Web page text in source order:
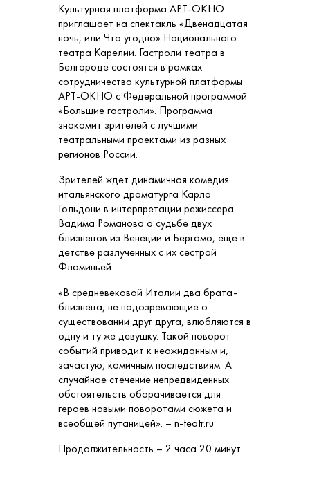
Культурная платформа АРТ-ОКНО
приглашает на спектакль «Двенадцатая
ночь, или Что угодно» Национального
театра Карелии. Гастроли театра в
Белгороде состоятся в рамках
сотрудничества культурной платформы
АРТ-ОКНО с Федеральной программой
«Большие гастроли». Программа
знакомит зрителей с лучшими
театральными проектами из разных
регионов России.
Зрителей ждет динамичная комедия
итальянского драматурга Карло
Гольдони в интерпретации режиссера
Вадима Романова о судьбе двух
близнецов из Венеции и Бергамо, еще в
детстве разлученных с их сестрой
Фламиньей.
«В средневековой Италии два брата-
близнеца, не подозревающие о
существовании друг друга, влюбляются в
одну и ту же девушку. Такой поворот
событий приводит к неожиданным и,
зачастую, комичным последствиям. А
случайное стечение непредвиденных
обстоятельств оборачивается для
героев новыми поворотами сюжета и
всеобщей путаницей». – n-teatr.ru
Продолжительность – 2 часа 20 минут.